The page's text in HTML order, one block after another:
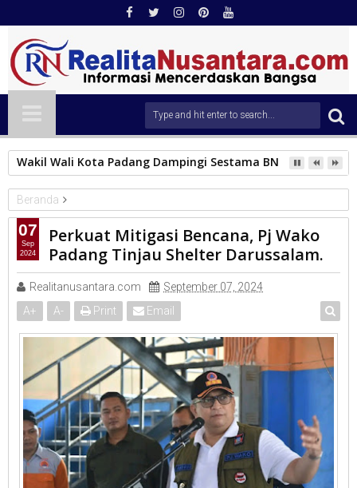
Wakil Wali Kota Padang Dampingi Sestama BNPB Tinjau
Beranda
PEMKO PADANG
Perkuat Mitigasi Bencana, Pj Wako Padang Tinjau Shelter
Darussalam.
Perkuat Mitigasi Bencana, Pj Wako
Padang Tinjau Shelter Darussalam.
Realitanusantara.com
September 07, 2024
A+ A- Print Email
07
Sep
2024